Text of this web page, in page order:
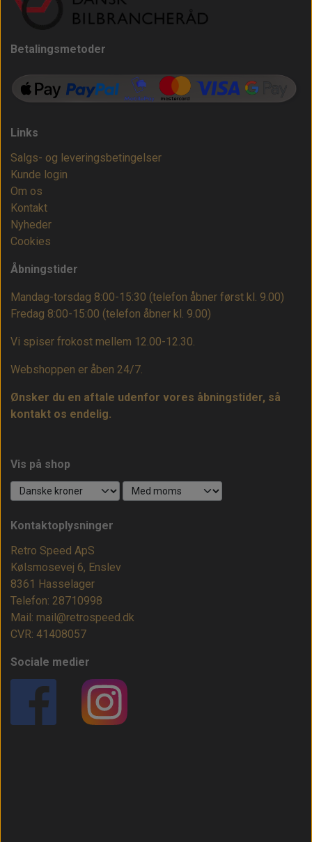
Betalingsmetoder
Links
Salgs- og leveringsbetingelser
Kunde login
Om os
Kontakt
Nyheder
Cookies
Åbningstider
Mandag-torsdag 8:00-15:30 (telefon åbner først kl. 9.00)
Fredag 8:00-15:00 (telefon åbner kl. 9.00)
Vi spiser frokost mellem 12.00-12.30.
Webshoppen er åben 24/7.
Ønsker du en aftale udenfor vores åbningstider, så
kontakt os endelig.
Vis på shop
Kontaktoplysninger
Retro Speed ApS
Kølsmosevej 6, Enslev
8361 Hasselager
Telefon: 28710998
Mail: mail@retrospeed.dk
CVR: 41408057
Sociale medier